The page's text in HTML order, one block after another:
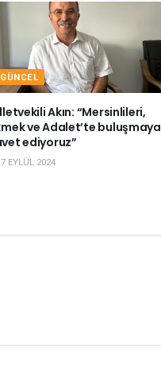
GÜNCEL
Akın: “Mersinlileri,
ve Adalet’te buluşmaya
ediyoruz”
EYLÜL 2024